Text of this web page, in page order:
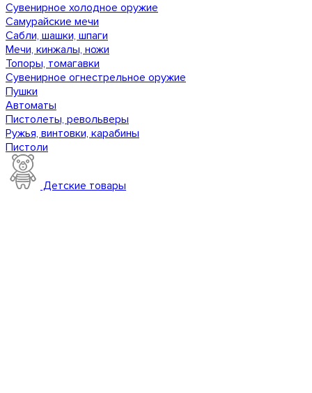
Сувенирное холодное оружие
Самурайские мечи
Сабли, шашки, шпаги
Мечи, кинжалы, ножи
Топоры, томагавки
Сувенирное огнестрельное оружие
Пушки
Автоматы
Пистолеты, револьверы
Ружья, винтовки, карабины
Пистоли
Детские товары